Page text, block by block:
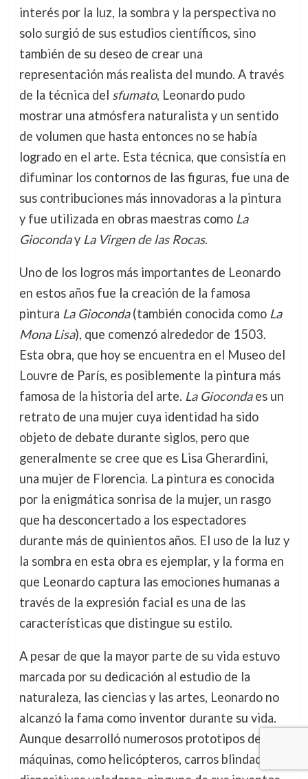
interés por la luz, la sombra y la perspectiva no
solo surgió de sus estudios científicos, sino
también de su deseo de crear una
representación más realista del mundo. A través
de la técnica del sfumato, Leonardo pudo
mostrar una atmósfera naturalista y un sentido
de volumen que hasta entonces no se había
logrado en el arte. Esta técnica, que consistía en
difuminar los contornos de las figuras, fue una de
sus contribuciones más innovadoras a la pintura
y fue utilizada en obras maestras como La
Gioconday La Virgen de las Rocas.
Uno de los logros más importantes de Leonardo
en estos años fue la creación de la famosa
pintura La Gioconda(también conocida como La
Mona Lisa), que comenzó alrededor de 1503.
Esta obra, que hoy se encuentra en el Museo del
Louvre de París, es posiblemente la pintura más
famosa de la historia del arte. La Giocondaes un
retrato de una mujer cuya identidad ha sido
objeto de debate durante siglos, pero que
generalmente se cree que es Lisa Gherardini,
una mujer de Florencia. La pintura es conocida
por la enigmática sonrisa de la mujer, un rasgo
que ha desconcertado a los espectadores
durante más de quinientos años. El uso de la luz y
la sombra en esta obra es ejemplar, y la forma en
que Leonardo captura las emociones humanas a
través de la expresión facial es una de las
características que distingue su estilo.
A pesar de que la mayor parte de su vida estuvo
marcada por su dedicación al estudio de la
naturaleza, las ciencias y las artes, Leonardo no
alcanzó la fama como inventor durante su vida.
Aunque desarrolló numerosos prototipos de
máquinas, como helicópteros, carros blindados y